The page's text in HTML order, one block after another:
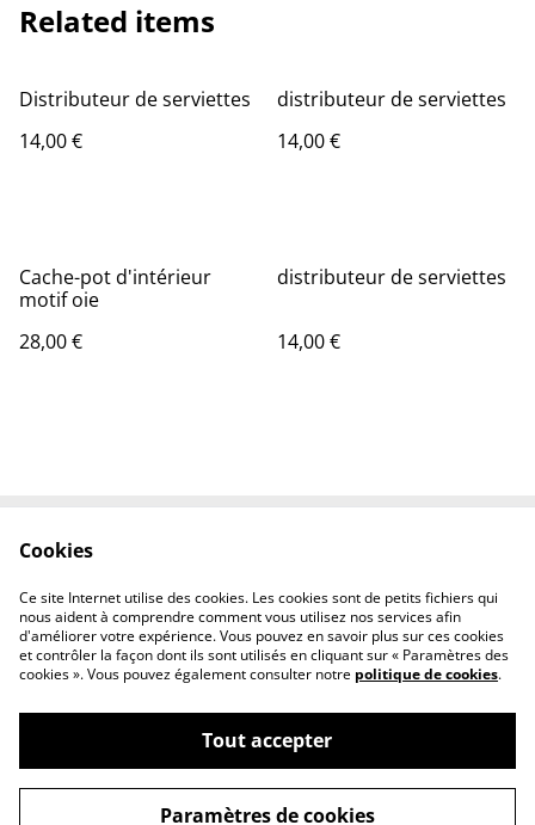
Related items
Distributeur de serviettes
14,00 €
distributeur de serviettes
14,00 €
Cache-pot d'intérieur
motif oie
28,00 €
distributeur de serviettes
14,00 €
Politique de
confidentialité
Politique de cookies
©2026Tout Qu'en Bois
Cookies
Ce site Internet utilise des cookies. Les cookies sont de petits fichiers qui
nous aident à comprendre comment vous utilisez nos services afin
d'améliorer votre expérience. Vous pouvez en savoir plus sur ces cookies
et contrôler la façon dont ils sont utilisés en cliquant sur « Paramètres des
cookies ». Vous pouvez également consulter notre politique de cookies.
Tout accepter
Paramètres de cookies